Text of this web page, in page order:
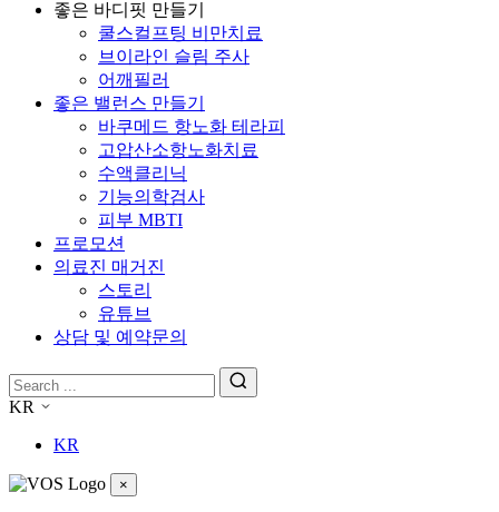
좋은 바디핏 만들기
쿨스컬프팅 비만치료
브이라인 슬림 주사
어깨필러
좋은 밸런스 만들기
바쿠메드 항노화 테라피
고압산소항노화치료
수액클리닉
기능의학검사
피부 MBTI
프로모션
의료진 매거진
스토리
유튜브
상담 및 예약문의
KR
KR
×